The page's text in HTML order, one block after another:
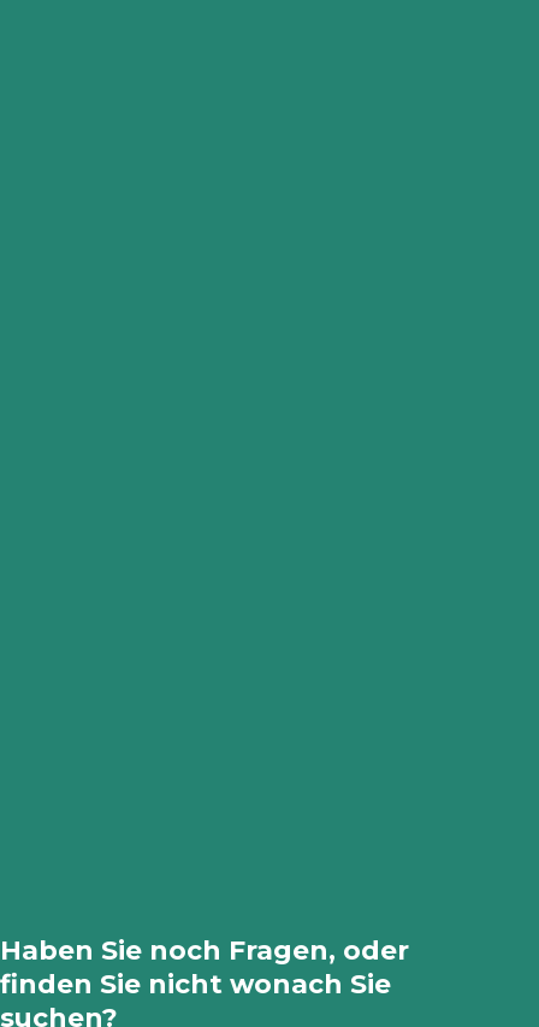
Haben Sie noch Fragen, oder
finden Sie nicht wonach Sie
suchen?